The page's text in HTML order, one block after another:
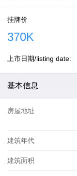
挂牌价
370K
上市日期/listing date:
基本信息
房屋地址
建筑年代
建筑面积